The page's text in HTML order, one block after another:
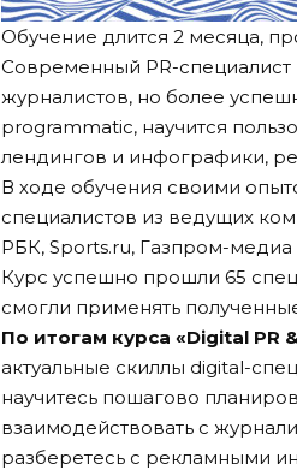
Обучение длится 2 месяца,
Современный PR-
журналистов, но более
programmatic, научится
лендингов и инфографики,
В ходе обучения своими
специалистов из ведущих
РБК, Sports.ru, Газпром-медиа
Курс успешно прошли 65
смогли применять
По итогам курса «Digital PR
актуальные скиллы digital-
научитесь пошагово
взаимодействовать с
разберетесь с рекламными